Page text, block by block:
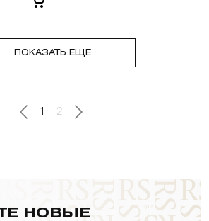
ПОКАЗАТЬ ЕЩЕ
1 2
НОВЫЕ